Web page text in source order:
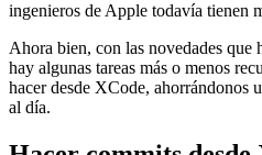
ingenieros de Apple todavía tienen
Ahora bien, con las novedades que
hay algunas tareas más o menos
hacer desde XCode, ahorrándonos
al día.